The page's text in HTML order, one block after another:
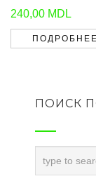
240,00 MDL
ПОДРОБНЕЕ
ПОИСК